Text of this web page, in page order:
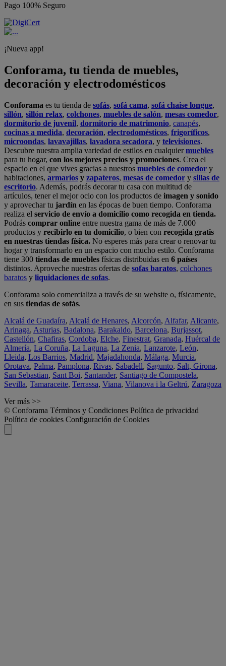
Pago 100% Seguro
¡Nueva app!
Conforama, tu tienda de muebles,
decoración y electrodomésticos
Conforama es tu tienda de sofás, sofá cama, sofá chaise longue,
sillón, sillón relax, colchones, muebles de salón, mesas comedor,
dormitorio de juvenil, dormitorio de matrimonio, canapés,
cocinas a medida, decoración, electrodomésticos, frigoríficos,
microondas, lavavajillas, lavadora secadora, y televisiones.
Descubre nuestra amplia variedad de estilos en cualquiermuebles
para tu hogar, con los mejores precios y promociones. Crea el
espacio en el que vives gracias a nuestros muebles de comedor y
habitaciones, armarios y zapateros, mesas de comedor y sillas de
escritorio. Además, podrás decorar tu casa con multitud de
artículos, tener el mejor ocio con los productos de imagen y sonido
y aprovechar tu jardín en las épocas de buen tiempo. Conforama
realiza el servicio de envío a domicilio como recogida en tienda.
Podrás comprar online entre nuestra gama de más de 7.000
productos y recibirlo en tu domicilio, o bien con recogida gratis
en nuestras tiendas física. No esperes más para crear o renovar tu
hogar y transformarlo en un espacio con mucho estilo. Conforama
tiene 300 tiendas de muebles físicas distribuidas en 6 países
distintos. Aproveche nuestras ofertas de sofas baratos, colchones
baratos y liquidaciones de sofas.
Conforama solo comercializa a través de su website o, físicamente,
en sus tiendas de sofás.
Alcalá de Guadaíra, Alcalá de Henares, Alcorcón, Alfafar, Alicante,
Arinaga, Asturias, Badalona, Barakaldo, Barcelona, Burjassot,
Castellón, Chafiras, Cordoba, Elche, Finestrat, Granada, Huércal de
Almería, La Coruña, La Laguna, La Zenia, Lanzarote, León,
Lleida, Los Barrios, Madrid, Majadahonda, Málaga, Murcia,
Orotava, Palma, Pamplona, Rivas, Sabadell, Sagunto, Salt, Girona,
San Sebastian, Sant Boi, Santander, Santiago de Compostela,
Sevilla, Tamaraceite, Terrassa, Viana, Vilanova i la Geltrú, Zaragoza
Ver más >>
© Conforama Términos y Condiciones Política de privacidad
Política de cookies Configuración de Cookies